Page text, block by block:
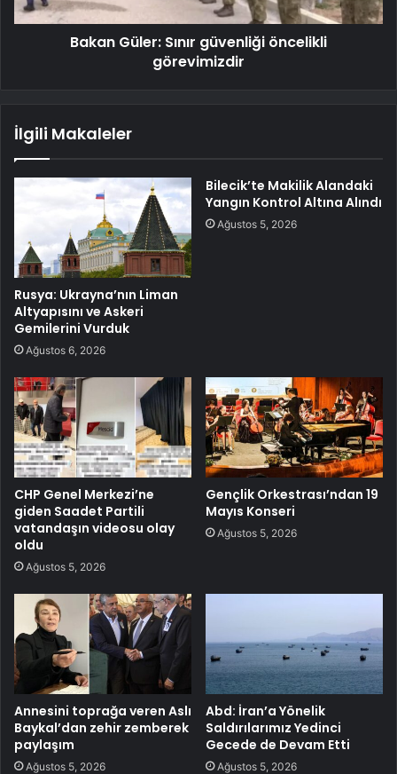
Bakan Güler: Sınır güvenliği öncelikli
görevimizdir
İlgili Makaleler
Rusya: Ukrayna’nın Liman
Altyapısını ve Askeri
Gemilerini Vurduk
Ağustos 6, 2026
Bilecik’te Makilik Alandaki
Yangın Kontrol Altına Alındı
Ağustos 5, 2026
CHP Genel Merkezi’ne
giden Saadet Partili
vatandaşın videosu olay
oldu
Ağustos 5, 2026
Gençlik Orkestrası’ndan 19
Mayıs Konseri
Ağustos 5, 2026
Annesini toprağa veren Aslı
Baykal’dan zehir zemberek
paylaşım
Ağustos 5, 2026
Abd: İran’a Yönelik
Saldırılarımız Yedinci
Gecede de Devam Etti
Ağustos 5, 2026